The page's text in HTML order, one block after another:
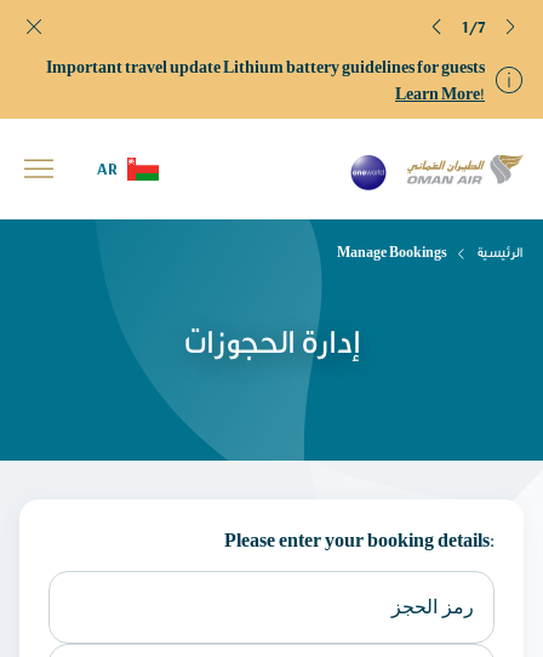
Important travel update Lithium battery guidelines for guests
Learn More!
1/7
AR
إدارة الحجوزات
الرئيسية Manage Bookings
Please enter your booking details: